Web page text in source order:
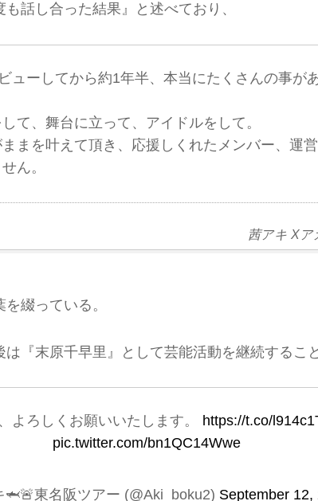
話し合った結果』と述べており、
ューしてから約1年半、本当にたくさんの事が
て、舞台に立って、アイドルをして。
まを叶えて頂き、応援しくれたメンバー、運
ん。
茜アキ Xア
綴っている。
『末原千早里』として芸能活動を継続するこ
よろしくお願いいたします。 https://t.co/
pic.twitter.com/bn1QC14Wwe
東名阪ツアー (@Aki_boku2) September 12,